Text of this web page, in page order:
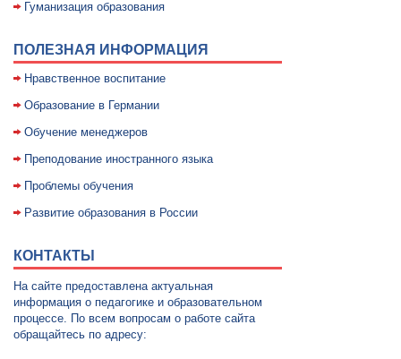
Гуманизация образования
ПОЛЕЗНАЯ ИНФОРМАЦИЯ
Нравственное воспитание
Образование в Германии
Обучение менеджеров
Преподование иностранного языка
Проблемы обучения
Развитие образования в России
КОНТАКТЫ
На сайте предоставлена актуальная
информация о педагогике и образовательном
процессе. По всем вопросам о работе сайта
обращайтесь по адресу: